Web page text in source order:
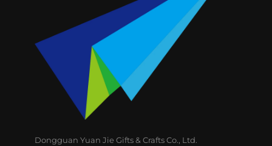
Dongguan Yuan Jie Gifts & Crafts Co., Ltd.